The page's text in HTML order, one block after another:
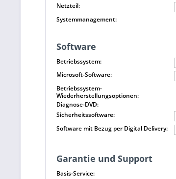
Netzteil:
Systemmanagement:
Software
Betriebssystem:
Microsoft-Software:
Betriebssystem-
Wiederherstellungsoptionen:
Diagnose-DVD:
Sicherheitssoftware:
Software mit Bezug per Digital Delivery:
Garantie und Support
Basis-Service: